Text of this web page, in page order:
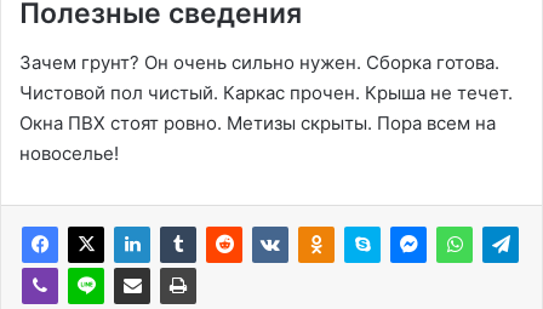
Полезные сведения
Зачем грунт? Он очень сильно нужен. Сборка готова.
Чистовой пол чистый. Каркас прочен. Крыша не течет.
Окна ПВХ стоят ровно. Метизы скрыты. Пора всем на
новоселье!